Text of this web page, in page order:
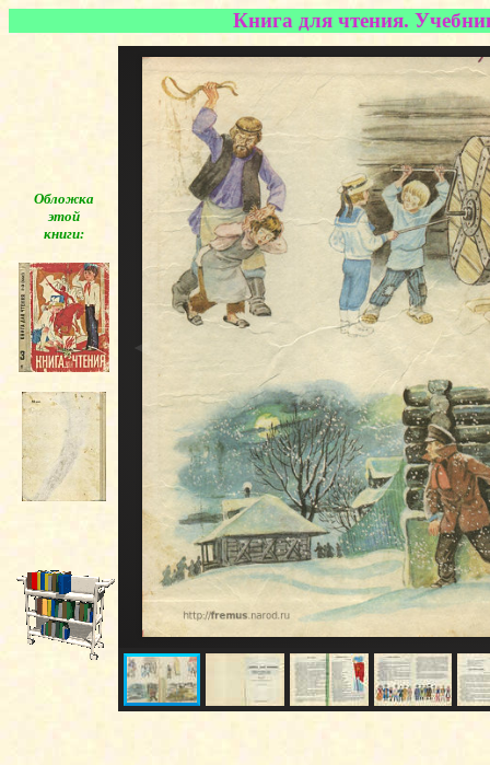
Книга для чтения.
Обложка
этой
книги:
◄